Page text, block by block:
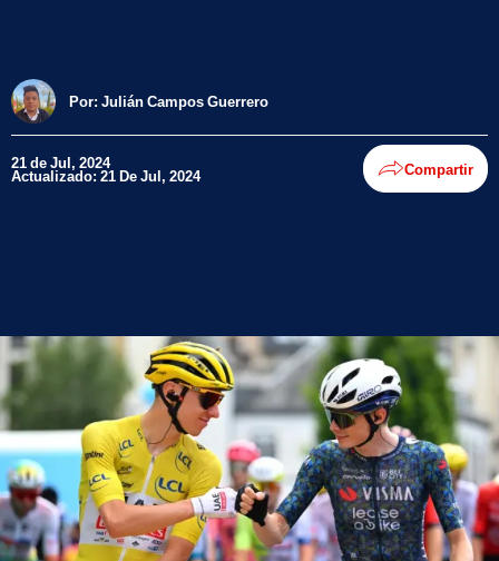
Por: Julián Campos Guerrero
21 de Jul, 2024
Actualizado: 21 De Jul, 2024 Compartir